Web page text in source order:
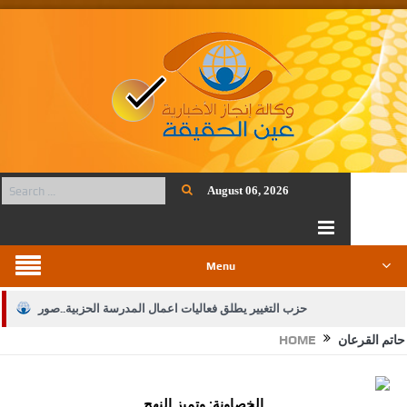
August 06, 2026
Menu
حزب التغيير يطلق فعاليات اعمال المدرسة الحزبية..صور
الجيش يفتح باب التجنيد لحملة البكالوريوس في الحقوق والقانون
HOME حاتم القرعان